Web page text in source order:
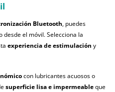
Bluetooth, puedes
el móvil. Selecciona la
experiencia de estimulación y
con lubricantes acuosos o
superficie lisa e impermeableque